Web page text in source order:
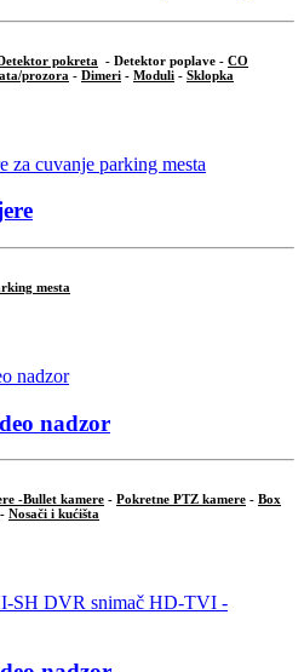
pokreta - Detektor poplave - CO
prozora - Dimeri - Moduli - Sklopka
mesta
nadzor
-Bullet kamere - Pokretne PTZ kamere - Box
- Nosači i kućišta